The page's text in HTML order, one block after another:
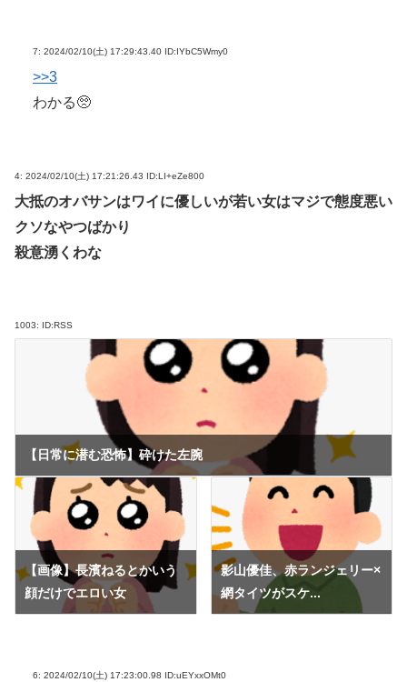
7: 2024/02/10(土) 17:29:43.40 ID:IYbC5Wmy0
>>3
わかる🥺
4: 2024/02/10(土) 17:21:26.43 ID:LI+eZe800
大抵のオバサンはワイに優しいが若い女はマジで態度悪い
クソなやつばかり
殺意湧くわな
1003: ID:RSS
【日常に潜む恐怖】砕けた左腕
【画像】長濱ねるとかいう
顔だけでエロい女
影山優佳、赤ランジェリー×
網タイツがスケ...
6: 2024/02/10(土) 17:23:00.98 ID:uEYxxOMt0